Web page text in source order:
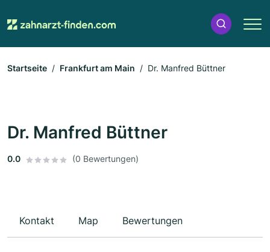
Startseite Frankfurt am Main Dr. Manfred Büttner
Dr. Manfred Büttner
0.0 (0 Bewertungen)
Kontakt Map Bewertungen